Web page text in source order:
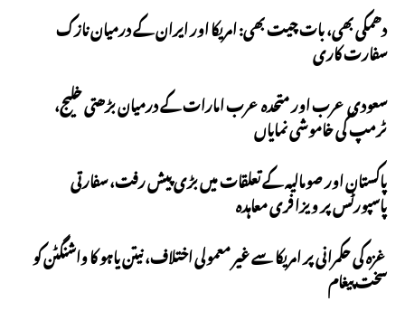
دھمکی بھی، بات چیت بھی: امریکا اور ایران کے درمیان نازک
سفارت کاری
سعودی عرب اور متحدہ عرب امارات کے درمیان بڑھتی خلیج،
ٹرمپ کی خاموشی نمایاں
پاکستان اور صومالیہ کے تعلقات میں بڑی پیش رفت، سفارتی
پاسپورٹس پر ویزا فری معاہدہ
غزہ کی حکمرانی پر امریکا سے غیر معمولی اختلاف، نیتن یاہو کا واشنگٹن کو
سخت پیغام